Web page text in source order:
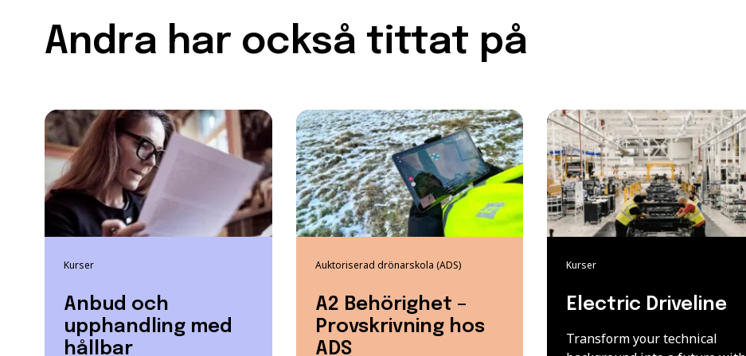
Andra har också tittat på
Kurser
Anbud och
upphandling med
hållbar
Auktoriserad drönarskola (ADS)
A2 Behörighet –
Provskrivning hos
ADS
Kurser
Electric Driveline
Transform your technical